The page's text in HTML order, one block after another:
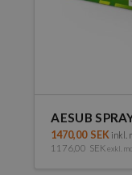
AESUB
1470,00 SEK inkl.
1176,00 SEK exkl.